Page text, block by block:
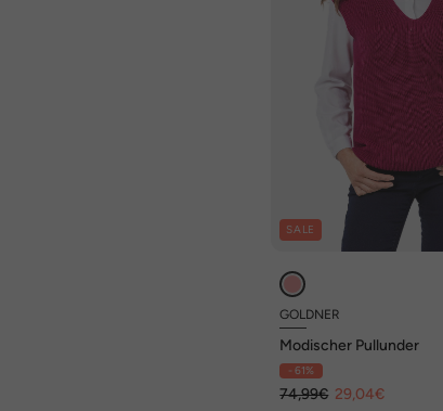
SALE
GOLDNER
Modischer Pullunder
- 61%
74,99€ 29,04€